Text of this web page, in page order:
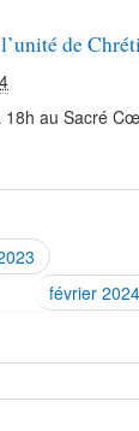
de
18h au Sacré
février